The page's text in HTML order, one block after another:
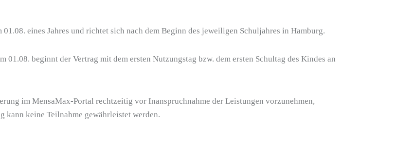
eines Jahres und richtet sich nach dem Beginn des jeweiligen Schuljahres in Hamburg.
beginnt der Vertrag mit dem ersten Nutzungstag bzw. dem ersten Schultag des Kindes an
im MensaMax-Portal rechtzeitig vor Inanspruchnahme der Leistungen vorzunehmen,
kann keine Teilnahme gewährleistet werden.